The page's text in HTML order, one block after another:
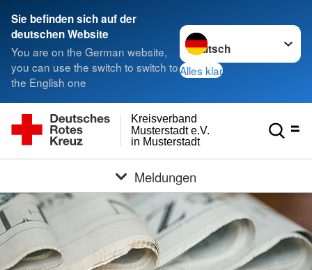
Sie befinden sich auf der
deutschen Website
You are on the German website,
you can use the switch to switch to
the English one
Sprache wechseln zu
Alles klar
in Musterstadt
Musterstadt e.V.
Kreisverband
Meldungen